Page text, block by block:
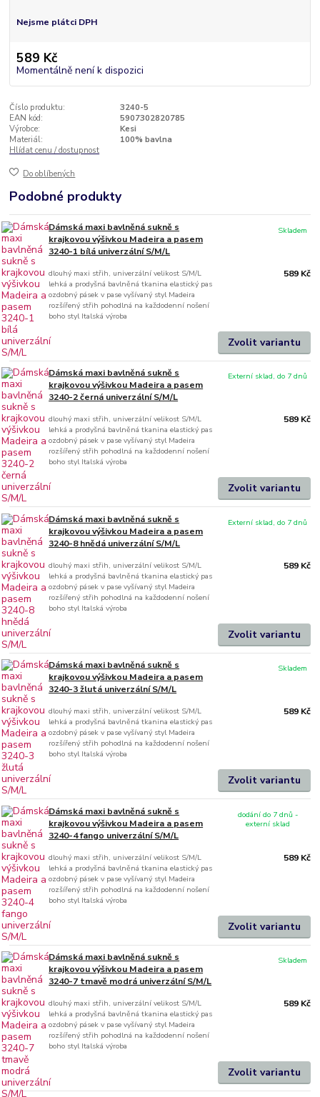
Nejsme plátci DPH
589 Kč
Momentálně není k dispozici
Číslo produktu:
3240-5
EAN kód:
5907302820785
Výrobce:
Kesi
Materiál:
100% bavlna
Hlídat cenu / dostupnost
Do oblíbených
Podobné produkty
Dámská maxi bavlněná sukně s
krajkovou výšivkou Madeira a pasem
3240-1 bílá univerzální S/M/L
dlouhý maxi střih, univerzální velikost S/M/L
lehká a prodyšná bavlněná tkanina elastický pas
ozdobný pásek v pase vyšívaný styl Madeira
rozšířený střih pohodlná na každodenní nošení
boho styl Italská výroba
589 Kč
Skladem
Zvolit variantu
Dámská maxi bavlněná sukně s
krajkovou výšivkou Madeira a pasem
3240-2 černá univerzální S/M/L
dlouhý maxi střih, univerzální velikost S/M/L
lehká a prodyšná bavlněná tkanina elastický pas
ozdobný pásek v pase vyšívaný styl Madeira
rozšířený střih pohodlná na každodenní nošení
boho styl Italská výroba
589 Kč
Externí sklad, do 7 dnů
Zvolit variantu
Dámská maxi bavlněná sukně s
krajkovou výšivkou Madeira a pasem
3240-8 hnědá univerzální S/M/L
dlouhý maxi střih, univerzální velikost S/M/L
lehká a prodyšná bavlněná tkanina elastický pas
ozdobný pásek v pase vyšívaný styl Madeira
rozšířený střih pohodlná na každodenní nošení
boho styl Italská výroba
589 Kč
Externí sklad, do 7 dnů
Zvolit variantu
Dámská maxi bavlněná sukně s
krajkovou výšivkou Madeira a pasem
3240-3 žlutá univerzální S/M/L
dlouhý maxi střih, univerzální velikost S/M/L
lehká a prodyšná bavlněná tkanina elastický pas
ozdobný pásek v pase vyšívaný styl Madeira
rozšířený střih pohodlná na každodenní nošení
boho styl Italská výroba
589 Kč
Skladem
Zvolit variantu
Dámská maxi bavlněná sukně s
krajkovou výšivkou Madeira a pasem
3240-4 fango univerzální S/M/L
dlouhý maxi střih, univerzální velikost S/M/L
lehká a prodyšná bavlněná tkanina elastický pas
ozdobný pásek v pase vyšívaný styl Madeira
rozšířený střih pohodlná na každodenní nošení
boho styl Italská výroba
589 Kč
dodání do 7 dnů -
externí sklad
Zvolit variantu
Dámská maxi bavlněná sukně s
krajkovou výšivkou Madeira a pasem
3240-7 tmavě modrá univerzální S/M/L
dlouhý maxi střih, univerzální velikost S/M/L
lehká a prodyšná bavlněná tkanina elastický pas
ozdobný pásek v pase vyšívaný styl Madeira
rozšířený střih pohodlná na každodenní nošení
boho styl Italská výroba
589 Kč
Skladem
Zvolit variantu